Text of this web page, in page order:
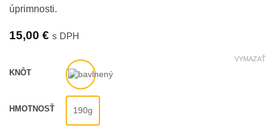
úprimnosti.
15,00 € s DPH
KNÔT
HMOTNOSŤ 190g
VYMAZAŤ